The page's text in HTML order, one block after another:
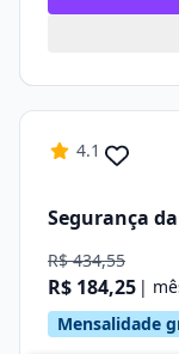
4.1
Segurança
R$ 434,55
R$ 184,25 |
Mensalidade